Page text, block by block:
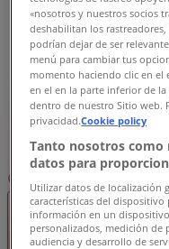
Onsdag
07:00 - 22:0007:00
Torsdag
07:00 - 22:0007:00
Fredag
07:00 - 22:0007:00
Lørdag
08:00 - 21:00
Kart
91173450
Stengt
«nosotros y nuestros socios
deshabilitan los
podrían dejar de ser
menú para cambiar tus
momento haciendo clic en el
en el en la parte inferior de
dentro de nuestro Sitio web.
privacidad.Cookie policy
Tanto nosotros como
datos para
Utilizar datos de localización
características del
información en un
personalizados, medición
audiencia y desarrollo de